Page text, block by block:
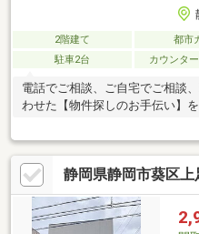
2階建て 都市
駐車2台
カウンタ
電話でご相談、ご自宅でご相談
わせた【物件探しのお手伝い】
静岡県静岡市葵区